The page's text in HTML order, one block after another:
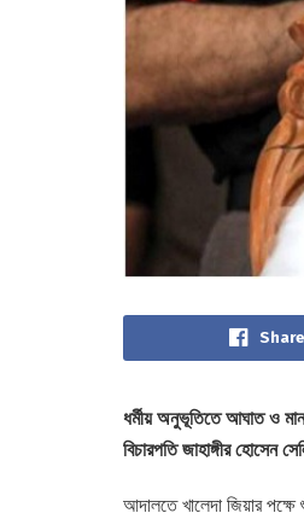
ধর্মীয় অনুভূতিতে আঘাত ও
বিচারপতি জাহাঙ্গীর হোসেন
আদালতে খালেদা জিয়ার পক্ষে